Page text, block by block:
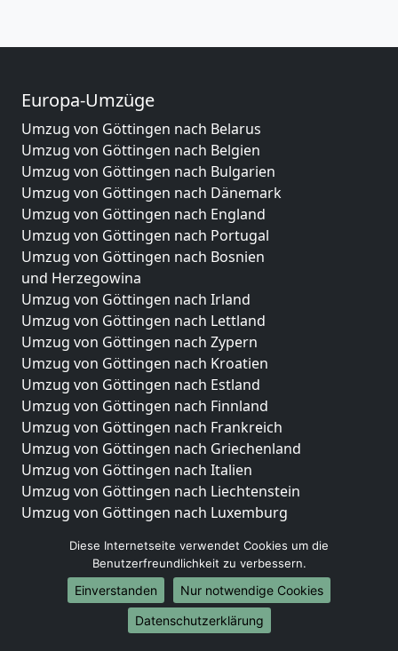
Europa-Umzüge
Umzug von Göttingen nach Belarus
Umzug von Göttingen nach Belgien
Umzug von Göttingen nach Bulgarien
Umzug von Göttingen nach Dänemark
Umzug von Göttingen nach England
Umzug von Göttingen nach Portugal
Umzug von Göttingen nach Bosnien
und Herzegowina
Umzug von Göttingen nach Irland
Umzug von Göttingen nach Lettland
Umzug von Göttingen nach Zypern
Umzug von Göttingen nach Kroatien
Umzug von Göttingen nach Estland
Umzug von Göttingen nach Finnland
Umzug von Göttingen nach Frankreich
Umzug von Göttingen nach Griechenland
Umzug von Göttingen nach Italien
Umzug von Göttingen nach Liechtenstein
Umzug von Göttingen nach Luxemburg
Umzug von Göttingen nach Norwegen
Umzüge-Deutschlandweit
Umzug von Göttingen nach Berlin
Umzug von Göttingen nach Hamburg
Diese Internetseite verwendet Cookies um die
Benutzerfreundlichkeit zu verbessern.
Einverstanden
Nur notwendige Cookies
Datenschutzerklärung